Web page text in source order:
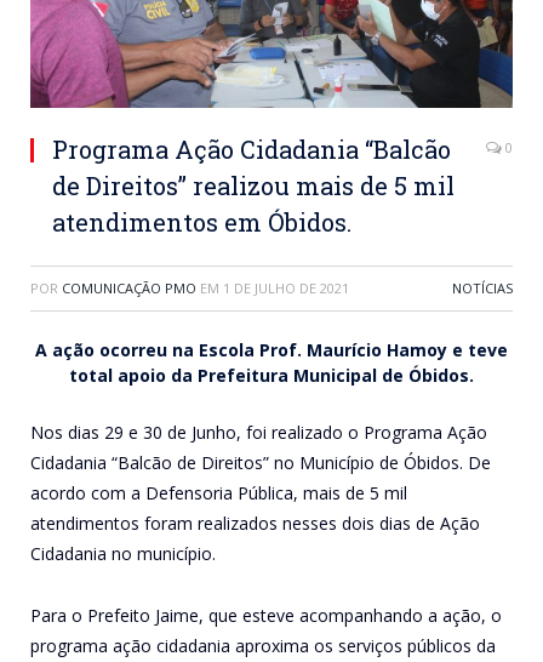
Programa Ação Cidadania “Balcão
de Direitos” realizou mais de 5 mil
atendimentos em Óbidos.
0
POR COMUNICAÇÃO PMO EM 1 DE JULHO DE 2021 NOTÍCIAS
A ação ocorreu na Escola Prof. Maurício Hamoy e teve
total apoio da Prefeitura Municipal de Óbidos.
Nos dias 29 e 30 de Junho, foi realizado o Programa Ação
Cidadania “Balcão de Direitos” no Município de Óbidos. De
acordo com a Defensoria Pública, mais de 5 mil
atendimentos foram realizados nesses dois dias de Ação
Cidadania no município.
Para o Prefeito Jaime, que esteve acompanhando a ação, o
programa ação cidadania aproxima os serviços públicos da